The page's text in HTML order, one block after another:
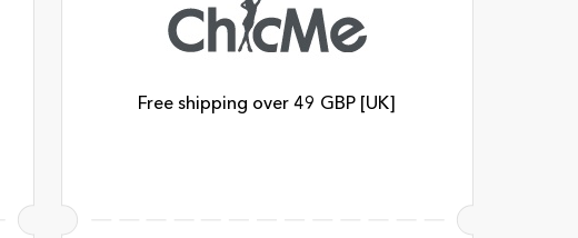
Free shipping over 49 GBP [UK]